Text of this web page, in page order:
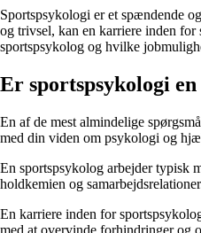
Sportspsykologi er et spændende
og trivsel, kan en karriere inden
sportspsykolog og hvilke
Er sportspsykologi
En af de mest almindelige
med din viden om psykologi og
En sportspsykolog arbejder typisk
holdkemien og
En karriere inden for
med at overvinde forhindringer og